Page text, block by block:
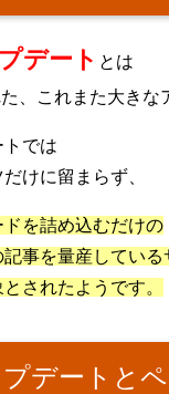
デート とは
、これまた大きな
では
けに留まらず、
を詰め込むだけの
事を量産している
されたようです。
デートと